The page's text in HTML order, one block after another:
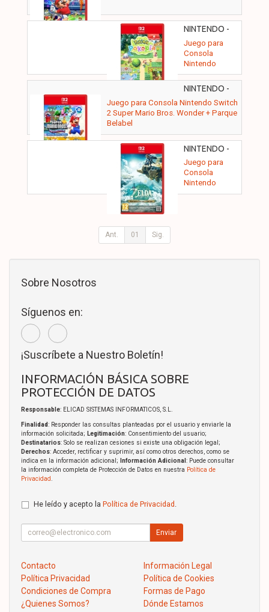
NINTENDO -
Juego para
Consola
Nintendo
Switch 2
Pokémon
Pokopia
NINTENDO -
SMARIO
BWONDER
Juego para Consola Nintendo Switch
2 Super Mario Bros. Wonder + Parque
Belabel
NINTENDO -
TLOZ T
OFTKIN NS2E
Juego para
Consola
Nintendo
Switch The
Ant. 01 Sig.
Sobre Nosotros
Síguenos en:
¡Suscríbete a Nuestro Boletín!
INFORMACIÓN BÁSICA SOBRE
PROTECCIÓN DE DATOS
Responsable: ELICAD SISTEMAS INFORMATICOS, S.L.
Finalidad: Responder las consultas planteadas por el usuario y enviarle la
información solicitada; Legitimación: Consentimiento del usuario;
Destinatarios: Solo se realizan cesiones si existe una obligación legal;
Derechos: Acceder, rectificar y suprimir, así como otros derechos, como se
indica en la información adicional;
Información Adicional : Puede consultar
la información completa de Protección de Datos en nuestra Política de
Privacidad
He leído y acepto la Política de Privacidad
Enviar
Contacto
Información Legal
Política Privacidad
Política de Cookies
Condiciones de Compra
Formas de Pago
¿Quienes Somos?
Dónde Estamos